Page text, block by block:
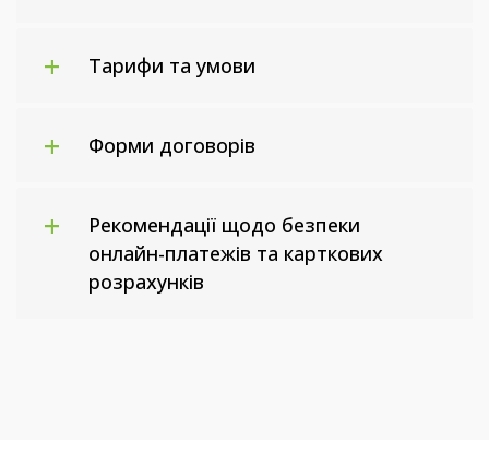
Тарифи та умови
Форми договорів
Рекомендації щодо безпеки
онлайн-платежів та карткових
розрахунків